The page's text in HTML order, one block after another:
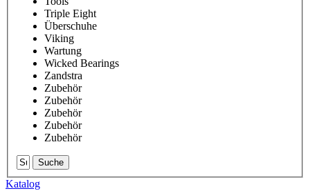
Triple Eight
Überschuhe
Viking
Wartung
Wicked Bearings
Zandstra
Zubehör
Zubehör
Zubehör
Zubehör
Zubehör
Suche
Katalog